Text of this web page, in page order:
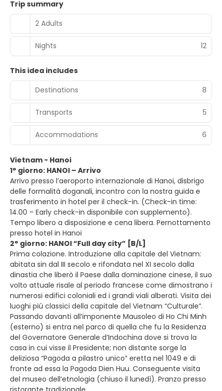
Trip summary
2 Adults
Nights 12
This idea includes
Destinations
8
Transports 5
Accommodations 6
Vietnam - Hanoi
1° giorno: HANOI – Arrivo
Arrivo presso l’aeroporto internazionale di Hanoi, disbrigo
delle formalità doganali, incontro con la nostra guida e
trasferimento in hotel per il check-in. (Check-in time:
14.00 – Early check-in disponibile con supplemento).
Tempo libero a disposizione e cena libera. Pernottamento
presso hotel in Hanoi
2° giorno: HANOI “Full day city” [B/L]
Prima colazione. Introduzione alla capitale del Vietnam:
abitata sin dal III secolo e rifondata nel XI secolo dalla
dinastia che liberò il Paese dalla dominazione cinese, il suo
volto attuale risale al periodo francese come dimostrano i
numerosi edifici coloniali ed i grandi viali alberati. Visita dei
luoghi piú classici della capitale del Vietnam “Culturale”.
Passando davanti all’imponente Mausoleo di Ho Chi Minh
(esterno) si entra nel parco di quella che fu la Residenza
del Governatore Generale d’Indochina dove si trova la
casa in cui visse il Presidente; non distante sorge la
deliziosa “Pagoda a pilastro unico” eretta nel 1049 e di
fronte ad essa la Pagoda Dien Huu. Conseguente visita
del museo dell’etnologia (chiuso il lunedì). Pranzo presso